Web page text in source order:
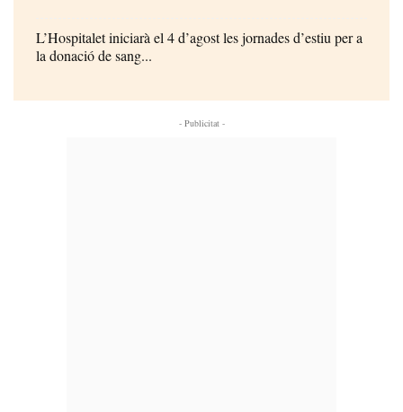
L’Hospitalet iniciarà el 4 d’agost les jornades d’estiu per a
la donació de sang...
- Publicitat -